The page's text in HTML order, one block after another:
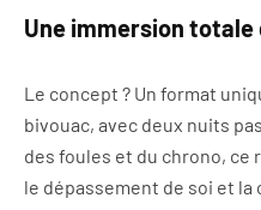
Une immersion totale
Le concept ? Un format
bivouac, avec deux nuits
des foules et du chrono,
le dépassement de soi et